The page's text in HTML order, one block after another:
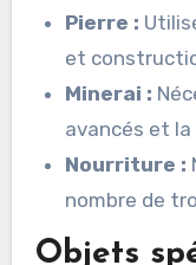
Pierre :
et
Minerai :
avancés et
Nourriture :
nombre de
Objets